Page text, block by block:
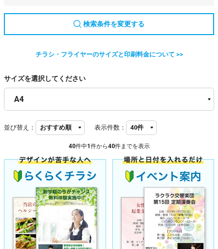
検索条件を変更する
チラシ・フライヤーのサイズと印刷料金について >>
サイズを選択してください
並び替え： 表示件数：
40件中1 件から40件までを表示